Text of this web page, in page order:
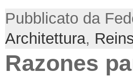
Pubblicato da
Architettura,
Razones